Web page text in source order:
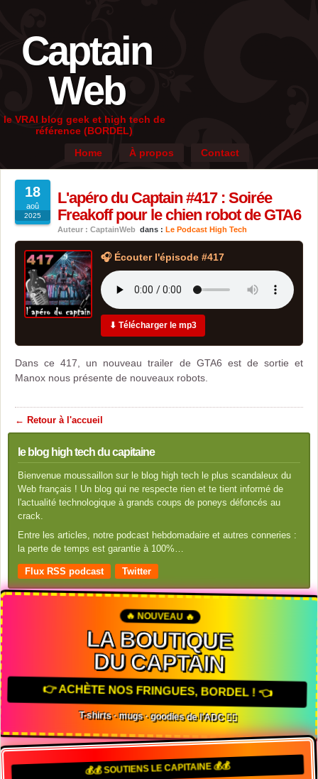
Captain
Web
le VRAI blog geek et high tech de
référence (BORDEL)
Home
À propos Contact
18
aoû
2025
L'apéro du Captain #417 : Soirée
Freakoff pour le chien robot de GTA6
Auteur : CaptainWeb dans : Le Podcast High Tech
🎧 Écouter l'épisode #417
⬇ Télécharger le mp3
Dans ce 417, un nouveau trailer de GTA6 est de sortie et
Manox nous présente de nouveaux robots.
← Retour à l'accueil
le blog high tech du capitaine
Bienvenue moussaillon sur le blog high tech le plus scandaleux du
Web français ! Un blog qui ne respecte rien et te tient informé de
l'actualité technologique à grands coups de poneys défoncés au
crack.
Entre les articles, notre podcast hebdomadaire et autres conneries :
la perte de temps est garantie à 100%…
Flux RSS podcast Twitter
🔥 NOUVEAU 🔥
LA BOUTIQUE
DU CAPTAIN
👉 ACHÈTE NOS FRINGUES, BORDEL ! 👈
T-shirts · mugs · goodies de l'ADC 🏴‍☠️
💰💰 SOUTIENS LE CAPITAINE 💰💰